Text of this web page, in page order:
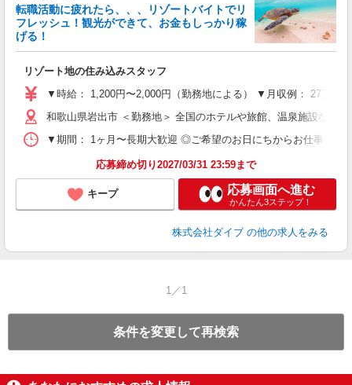
転職活動に疲れたら、、、リゾートバイトでリ
フレッシュ！観光ができて、お金もしっかり稼
げる！
リゾート地の住み込みスタッフ
▼時給： 1,200円〜2,000円（勤務地による） ▼月収例： 27万
和歌山県岩出市 ＜勤務地＞ 全国のホテルや旅館、温泉施設など
▼期間： 1ヶ月〜長期大歓迎 ◎ご希望のお日にちからお仕事開
応募締め切り2027/03/31 23:59まで
キープ 応募画面へ進む
かんたん3ステップ！
株式会社ダイブ の他の求人をみる
1／1
条件を変更して再検索